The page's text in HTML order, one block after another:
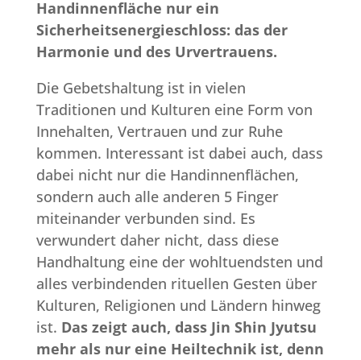
Handinnenfläche nur ein
Sicherheitsenergieschloss: das der
Harmonie und des Urvertrauens.
Die Gebetshaltung ist in vielen
Traditionen und Kulturen eine Form von
Innehalten, Vertrauen und zur Ruhe
kommen. Interessant ist dabei auch, dass
dabei nicht nur die Handinnenflächen,
sondern auch alle anderen 5 Finger
miteinander verbunden sind. Es
verwundert daher nicht, dass diese
Handhaltung eine der wohltuendsten und
alles verbindenden rituellen Gesten über
Kulturen, Religionen und Ländern hinweg
ist. Das zeigt auch, dass Jin Shin Jyutsu
mehr als nur eine Heiltechnik ist, denn